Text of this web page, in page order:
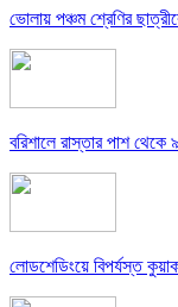
ভোলায় পঞ্চম শ্রেণির
বরিশালে রাস্তার পাশ
লোডশেডিংয়ে বিপর্যস্ত